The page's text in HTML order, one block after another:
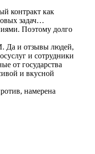
контракт как
задач…
Поэтому долго
Да и отзывы людей,
и сотрудники
от государства
и вкусной
намерена